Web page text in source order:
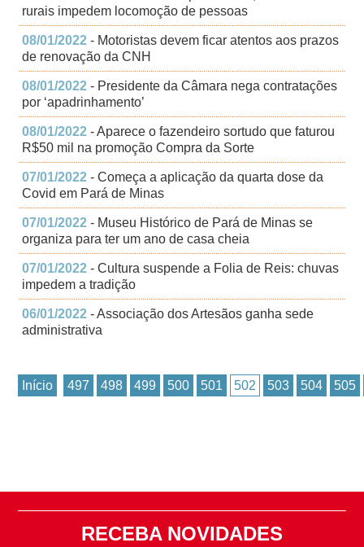
rurais impedem locomoção de pessoas
08/01/2022 - Motoristas devem ficar atentos aos prazos
de renovação da CNH
08/01/2022 - Presidente da Câmara nega contratações
por ‘apadrinhamento’
08/01/2022 - Aparece o fazendeiro sortudo que faturou
R$50 mil na promoção Compra da Sorte
07/01/2022 - Começa a aplicação da quarta dose da
Covid em Pará de Minas
07/01/2022 - Museu Histórico de Pará de Minas se
organiza para ter um ano de casa cheia
07/01/2022 - Cultura suspende a Folia de Reis: chuvas
impedem a tradição
06/01/2022 - Associação dos Artesãos ganha sede
administrativa
Início 497 498 499 500 501 502 503 504 505
RECEBA NOVIDADES